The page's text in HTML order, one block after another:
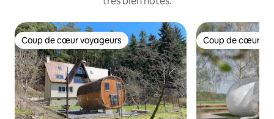
Coup de cœur voyageurs
Coup de cœur voyageurs Coup de cœur
Coup de cœur